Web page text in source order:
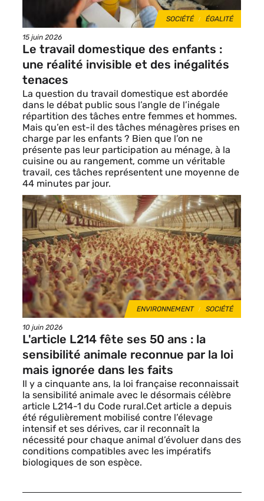
THÈMES
SOCIÉTÉ ÉGALITÉ
Date
de
publication
15 juin 2026
Le travail domestique des enfants :
une réalité invisible et des inégalités
tenaces
La question du travail domestique est abordée
dans le débat public sous l’angle de l’inégale
répartition des tâches entre femmes et hommes.
Mais qu’en est-il des tâches ménagères prises en
charge par les enfants ? Bien que l’on ne
présente pas leur participation au ménage, à la
cuisine ou au rangement, comme un véritable
travail, ces tâches représentent une moyenne de
44 minutes par jour.
Image
de
vignette
THÈMES
ENVIRONNEMENT SOCIÉTÉ
Date
de
publication
10 juin 2026
L'article L214 fête ses 50 ans : la
sensibilité animale reconnue par la loi
mais ignorée dans les faits
Il y a cinquante ans, la loi française reconnaissait
la sensibilité animale avec le désormais célèbre
article L214-1 du Code rural.Cet article a depuis
été régulièrement mobilisé contre l’élevage
intensif et ses dérives, car il reconnaît la
nécessité pour chaque animal d’évoluer dans des
conditions compatibles avec les impératifs
biologiques de son espèce.